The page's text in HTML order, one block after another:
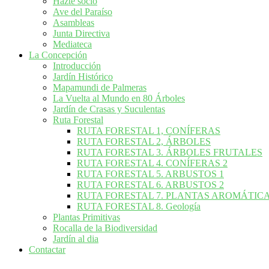
Ave del Paraíso
Asambleas
Junta Directiva
Mediateca
La Concepción
Introducción
Jardín Histórico
Mapamundi de Palmeras
La Vuelta al Mundo en 80 Árboles
Jardín de Crasas y Suculentas
Ruta Forestal
RUTA FORESTAL 1, CONÍFERAS
RUTA FORESTAL 2, ÁRBOLES
RUTA FORESTAL 3. ÁRBOLES FRUTALES
RUTA FORESTAL 4. CONÍFERAS 2
RUTA FORESTAL 5. ARBUSTOS 1
RUTA FORESTAL 6. ARBUSTOS 2
RUTA FORESTAL 7. PLANTAS
RUTA FORESTAL 8. Geología
Plantas Primitivas
Rocalla de la Biodiversidad
Jardín al dia
Contactar